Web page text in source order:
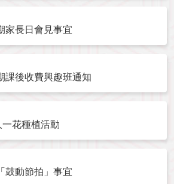
家長日會見事宜
課後收費興趣班通知
花種植活動
鼓動節拍」事宜